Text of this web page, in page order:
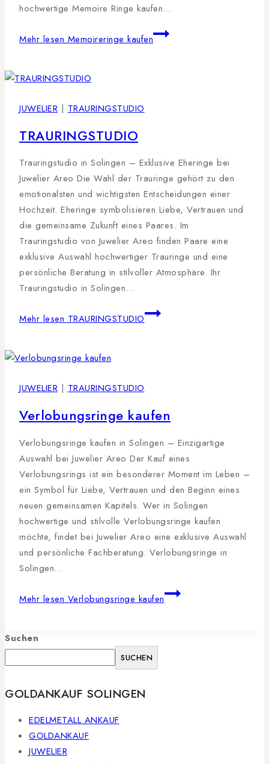
hochwertige Memoire Ringe kaufen…
Mehr lesen Memoireringe kaufen
JUWELIER | TRAURINGSTUDIO
TRAURINGSTUDIO
Trauringstudio in Solingen – Exklusive Eheringe bei
Juwelier Areo Die Wahl der Trauringe gehört zu den
emotionalsten und wichtigsten Entscheidungen einer
Hochzeit. Eheringe symbolisieren Liebe, Vertrauen und
die gemeinsame Zukunft eines Paares. Im
Trauringstudio von Juwelier Areo finden Paare eine
exklusive Auswahl hochwertiger Trauringe und eine
persönliche Beratung in stilvoller Atmosphäre. Ihr
Trauringstudio in Solingen…
Mehr lesen TRAURINGSTUDIO
JUWELIER | TRAURINGSTUDIO
Verlobungsringe kaufen
Verlobungsringe kaufen in Solingen – Einzigartige
Auswahl bei Juwelier Areo Der Kauf eines
Verlobungsrings ist ein besonderer Moment im Leben –
ein Symbol für Liebe, Vertrauen und den Beginn eines
neuen gemeinsamen Kapitels. Wer in Solingen
hochwertige und stilvolle Verlobungsringe kaufen
möchte, findet bei Juwelier Areo eine exklusive Auswahl
und persönliche Fachberatung. Verlobungsringe in
Solingen…
Mehr lesen Verlobungsringe kaufen
Suchen
SUCHEN
GOLDANKAUF SOLINGEN
EDELMETALL ANKAUF
GOLDANKAUF
JUWELIER